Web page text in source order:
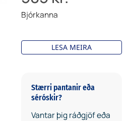
Bjórkanna
LESA MEIRA
Stærri pantanir eða
séróskir?
Vantar þig ráðgjöf eða